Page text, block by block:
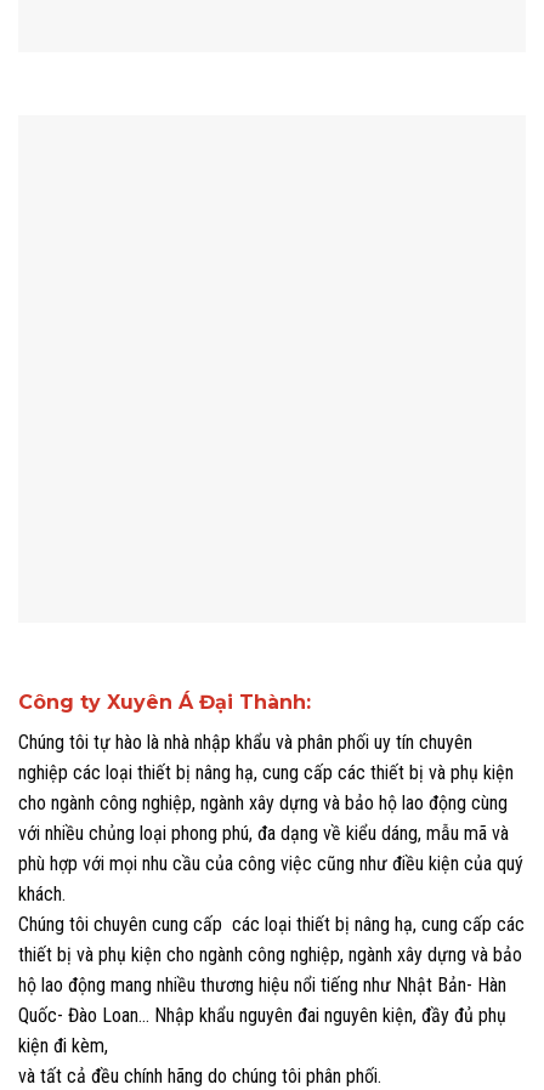
Công ty Xuyên Á Đại Thành:
Chúng tôi tự hào là nhà nhập khẩu và phân phối uy tín chuyên
nghiệp các loại thiết bị nâng hạ, cung cấp các thiết bị và phụ kiện
cho ngành công nghiệp, ngành xây dựng và bảo hộ lao động cùng
với nhiều chủng loại phong phú, đa dạng về kiểu dáng, mẫu mã và
phù hợp với mọi nhu cầu của công việc cũng như điều kiện của quý
khách.
Chúng tôi chuyên cung cấp các loại thiết bị nâng hạ, cung cấp các
thiết bị và phụ kiện cho ngành công nghiệp, ngành xây dựng và bảo
hộ lao động mang nhiều thương hiệu nổi tiếng như Nhật Bản- Hàn
Quốc- Đào Loan… Nhập khẩu nguyên đai nguyên kiện, đầy đủ phụ
kiện đi kèm,
và tất cả đều chính hãng do chúng tôi phân phối.